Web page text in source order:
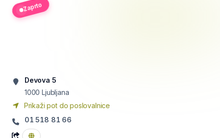
Zaprto
Devova 5
1000 Ljubljana
Prikaži pot do poslovalnice
01 518 81 66